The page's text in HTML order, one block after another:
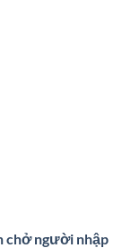
chở người nhập